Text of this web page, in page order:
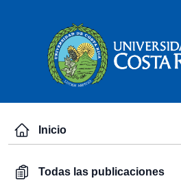
Inicio
Todas las publicaciones